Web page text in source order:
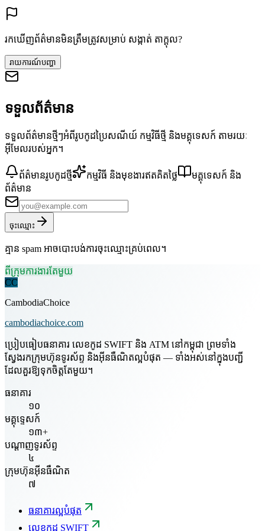
រកឃើញព័ត៌មានមិនត្រឹមត្រូវសម្រាប់ សង្កាត់ តាក្ដុល?
រាយការណ៍បញ្ហា
ទទួលព័ត៌មាន
ទទួលព័ត៌មានថ្មីៗអំពីរូបកូដប្រៃសណីយ៍ កម្មវិធីថ្មី និងមគ្គុទេសក៍ តាមរយៈ
អ៊ីមែលរបស់អ្នក។
ព័ត៌មានរូបកូដថ្មី កម្មវិធី និងមុខងារឥតគិតថ្លៃ
មគ្គុទេសក៍ និង
ព័ត៌មាន
ចុះឈ្មោះ
គ្មាន spam អាចបោះបង់ការចុះឈ្មោះគ្រប់ពេល។
ពីក្រុមការងារតែមួយ
CC
CambodiaChoice
cambodiachoice.com
ប្រៀបធៀបធនាគារ លេខកូដ SWIFT និង ATM នៅកម្ពុជា ព្រមទាំង
ស្វែងរកក្រុមហ៊ុនទូរស័ព្ទ និងអ៊ីនធឺណិតល្អបំផុត — ទាំងអស់នៅក្នុងបញ្ជី
ដែលគួរឱ្យទុកចិត្តតែមួយ។
ធនាគារ
១០
មគ្គុទ្ទេសក៍
១៣+
បណ្តាញទូរស័ព្ទ
៤
ក្រុមហ៊ុនអ៊ីនធឺណិត
៧
ធនាគារល្អបំផុត
លេខកូដ SWIFT